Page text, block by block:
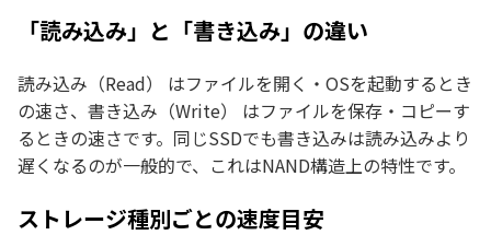
「読み込み」と「書き込み」の違い
読み込み（Read） はファイルを開く・OSを起動するとき
の速さ、書き込み（Write） はファイルを保存・コピーす
るときの速さです。同じSSDでも書き込みは読み込みより
遅くなるのが一般的で、これはNAND構造上の特性です。
ストレージ種別ごとの速度目安